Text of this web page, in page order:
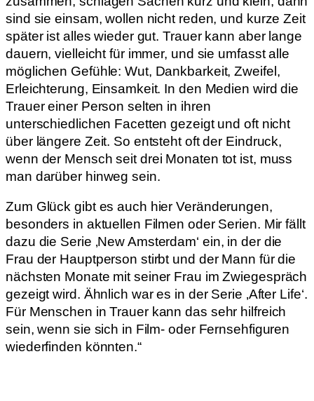
sind sie einsam, wollen nicht reden, und kurze Zeit
später ist alles wieder gut. Trauer kann aber lange
dauern, vielleicht für immer, und sie umfasst alle
möglichen Gefühle: Wut, Dankbarkeit, Zweifel,
Erleichterung, Einsamkeit. In den Medien wird die
Trauer einer Person selten in ihren
unterschiedlichen Facetten gezeigt und oft nicht
über längere Zeit. So entsteht oft der Eindruck,
wenn der Mensch seit drei Monaten tot ist, muss
man darüber hinweg sein.
Zum Glück gibt es auch hier Veränderungen,
besonders in aktuellen Filmen oder Serien. Mir fällt
dazu die Serie ‚New Amsterdam‘ ein, in der die
Frau der Hauptperson stirbt und der Mann für die
nächsten Monate mit seiner Frau im Zwiegespräch
gezeigt wird. Ähnlich war es in der Serie ‚After Life‘.
Für Menschen in Trauer kann das sehr hilfreich
sein, wenn sie sich in Film- oder Fernsehfiguren
wiederfinden könnten.“